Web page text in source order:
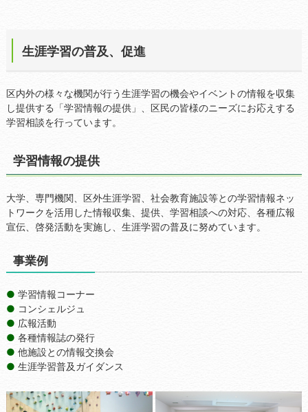
生涯学習の普及、促進
区内外の様々な機関が行う生涯学習の機会やイベントの情報を収集
し提供する「学習情報の提供」、区民の皆様のニーズにお応えする
学習相談を行っています。
学習情報の提供
大学、専門機関、区外生涯学習、社会教育施設等との学習情報ネッ
トワークを活用した情報収集、提供、学習相談への対応、各種広報
宣伝、啓発活動を実施し、生涯学習の普及に努めています。
事業例
学習情報コーナー
コンシェルジュ
広報活動
各種情報誌の発行
他施設との情報交換会
生涯学習普及ガイダンス